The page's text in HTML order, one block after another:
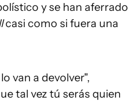
y se han aferrado
casi como si fuera una
van a devolver",
tal vez tú serás quien